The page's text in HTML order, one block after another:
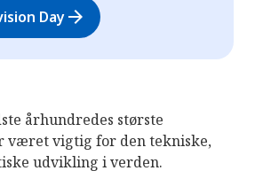
Dayarrow_forward
århundredes største
været vigtig for den tekniske,
udvikling i verden.